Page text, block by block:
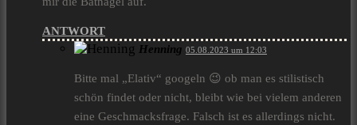
ANTWORT
Henning 05.08.2023 um 12:03
Bitte mal „Elativ“ googeln 😉 ob man es stilistisch
schön findet oder nicht, bleibt wie bei vielem anderen
eine Geschmacksfrage. Falsch ist es allerdings nicht.